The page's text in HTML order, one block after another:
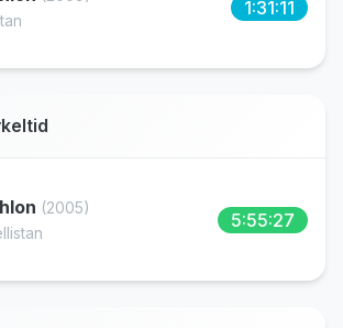
1:31:11
(2005)
5:55:27